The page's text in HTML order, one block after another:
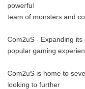
powerful
team of monsters and
Com2uS - Expanding
popular gaming
Com2uS is home to
looking to further